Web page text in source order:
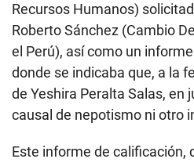
Recursos Humanos)
Roberto Sánchez (Cambio
el Perú), así como un
donde se indicaba que, a la
de Yeshira Peralta Salas, en
causal de nepotismo ni otro
Este informe de calificación,